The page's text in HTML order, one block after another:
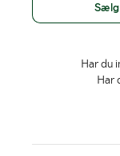
Har du
Har